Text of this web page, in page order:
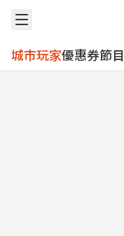
城市玩家優惠券節目